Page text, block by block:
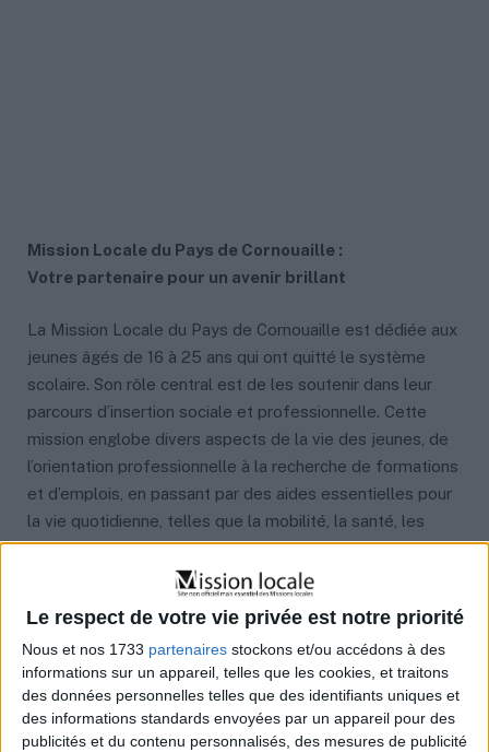
Le respect de votre vie privée est notre priorité
Nous et nos 1733 partenaires stockons et/ou accédons à des
informations sur un appareil, telles que les cookies, et traitons
des données personnelles telles que des identifiants uniques et
des informations standards envoyées par un appareil pour des
publicités et du contenu personnalisés, des mesures de publicité
Mission Locale du Pays de Cornouaille :
Votre partenaire pour un avenir brillant
La Mission Locale du Pays de Cornouaille est dédiée aux
jeunes âgés de 16 à 25 ans qui ont quitté le système
scolaire. Son rôle central est de les soutenir dans leur
parcours d’insertion sociale et professionnelle. Cette
mission englobe divers aspects de la vie des jeunes, de
l’orientation professionnelle à la recherche de formations
et d’emplois, en passant par des aides essentielles pour
la vie quotidienne, telles que la mobilité, la santé, les
loisirs, les finances et le logement.
Accompagnement personnalisé pour un avenir
radieux
La Mission Locale du Pays de Cornouaille offre un
accompagnement personnalisé qui permet aux jeunes de
comprendre leurs droits, de connaître les démarches à